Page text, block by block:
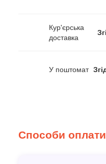
Кур'єрська
доставка
У поштомат
Способи оплати